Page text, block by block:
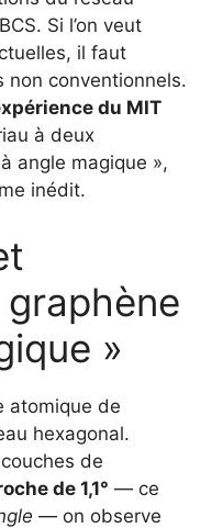
Si l’on veut
il faut
non conventionnels.
du MIT
à deux
angle magique »,
inédit.
graphène
»
atomique de
hexagonal.
de
de 1,1° — ce
— on observe